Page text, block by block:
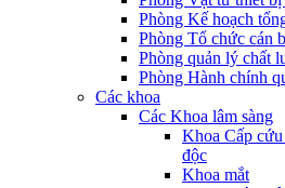
Phòng Kế hoạch
Phòng Tổ chức cán
Phòng quản lý chất
Phòng Hành chính
Các khoa
Các Khoa lâm sàng
Khoa Cấp
độc
Khoa mắt